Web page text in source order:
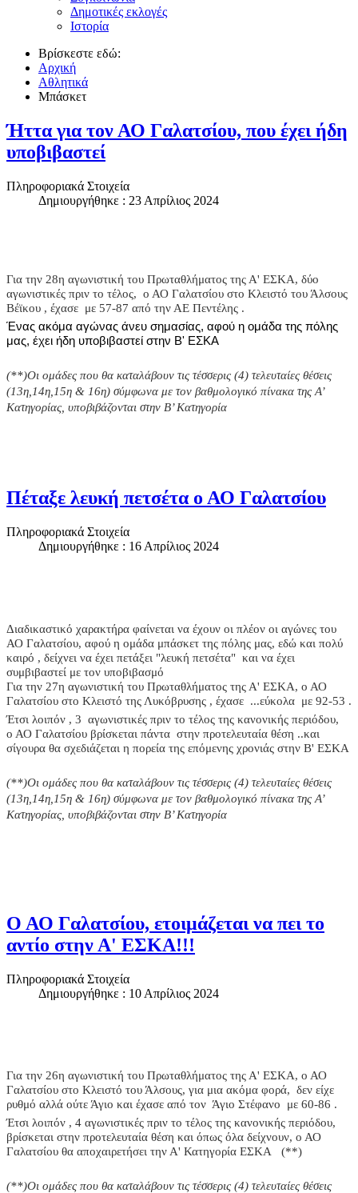
Δημοτικές εκλογές
Ιστορία
Βρίσκεστε εδώ:
Αρχική
Αθλητικά
Μπάσκετ
Ήττα για τον ΑΟ Γαλατσίου, που έχει ήδη
υποβιβαστεί
Πληροφοριακά Στοιχεία
Δημιουργήθηκε : 23 Απρίλιος 2024
Για την 28η αγωνιστική του Πρωταθλήματος της Α' ΕΣΚΑ, δύο
αγωνιστικές πριν το τέλος, ο ΑΟ Γαλατσίου στο Κλειστό του Άλσους
Βέϊκου , έχασε με 57-87 από την ΑΕ Πεντέλης .
Ένας ακόμα αγώνας άνευ σημασίας, αφού η ομάδα της πόλης
μας, έχει ήδη υποβιβαστεί στην Β' ΕΣΚΑ
(**)Οι ομάδες που θα καταλάβουν τις τέσσερις (4) τελευταίες θέσεις
(13η,14η,15η & 16η) σύμφωνα με τον βαθμολογικό πίνακα της Α’
Κατηγορίας, υποβιβάζονται στην Β’ Κατηγορία
Πέταξε λευκή πετσέτα ο ΑΟ Γαλατσίου
Πληροφοριακά Στοιχεία
Δημιουργήθηκε : 16 Απρίλιος 2024
Διαδικαστικό χαρακτήρα φαίνεται να έχουν οι πλέον οι αγώνες του
ΑΟ Γαλατσίου, αφού η ομάδα μπάσκετ της πόλης μας, εδώ και πολύ
καιρό , δείχνει να έχει πετάξει "λευκή πετσέτα" και να έχει
συμβιβαστεί με τον υποβιβασμό
Για την 27η αγωνιστική του Πρωταθλήματος της Α' ΕΣΚΑ, ο ΑΟ
Γαλατσίου στο Κλειστό της Λυκόβρυσης , έχασε ...εύκολα με 92-53 .
Έτσι λοιπόν , 3 αγωνιστικές πριν το τέλος της κανονικής περιόδου,
ο ΑΟ Γαλατσίου βρίσκεται πάντα στην προτελευταία θέση ..και
σίγουρα θα σχεδιάζεται η πορεία της επόμενης χρονιάς στην Β' ΕΣΚΑ
(**)Οι ομάδες που θα καταλάβουν τις τέσσερις (4) τελευταίες θέσεις
(13η,14η,15η & 16η) σύμφωνα με τον βαθμολογικό πίνακα της Α’
Κατηγορίας, υποβιβάζονται στην Β’ Κατηγορία
Ο ΑΟ Γαλατσίου, ετοιμάζεται να πει το
αντίο στην Α' ΕΣΚΑ!!!
Πληροφοριακά Στοιχεία
Δημιουργήθηκε : 10 Απρίλιος 2024
Για την 26η αγωνιστική του Πρωταθλήματος της Α' ΕΣΚΑ, ο ΑΟ
Γαλατσίου στο Κλειστό του Άλσους, για μια ακόμα φορά, δεν είχε
ρυθμό αλλά ούτε Άγιο και έχασε από τον Άγιο Στέφανο με 60-86 .
Έτσι λοιπόν , 4 αγωνιστικές πριν το τέλος της κανονικής περιόδου,
βρίσκεται στην προτελευταία θέση και όπως όλα δείχνουν, ο ΑΟ
Γαλατσίου θα αποχαιρετήσει την Α' Κατηγορία ΕΣΚΑ (**)
(**)Οι ομάδες που θα καταλάβουν τις τέσσερις (4) τελευταίες θέσεις